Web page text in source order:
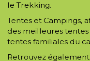
le Trekking.
Tentes et Campings,
des meilleures tentes
tentes familiales du
Retrouvez